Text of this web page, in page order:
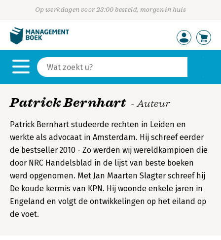
Op werkdagen voor 23:00 besteld, morgen in huis
Patrick Bernhart - Auteur
Patrick Bernhart studeerde rechten in Leiden en
werkte als advocaat in Amsterdam. Hij schreef eerder
de bestseller 2010 - Zo werden wij wereldkampioen die
door NRC Handelsblad in de lijst van beste boeken
werd opgenomen. Met Jan Maarten Slagter schreef hij
De koude kermis van KPN. Hij woonde enkele jaren in
Engeland en volgt de ontwikkelingen op het eiland op
de voet.